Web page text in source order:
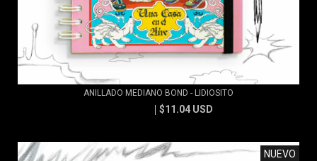
ANILLADO MEDIANO BOND - LIDIOSITO
$11.04 USD
NUEVO